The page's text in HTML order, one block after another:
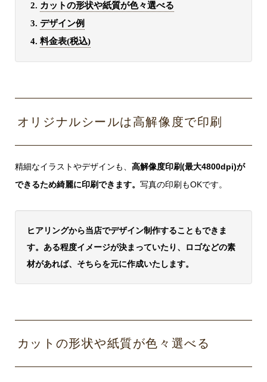
カットの形状や紙質が色々選べる
デザイン例
料金表(税込)
オリジナルシールは高解像度で印刷
精細なイラストやデザインも、 高解像度印刷(最大4800dpi)が
できるため綺麗に印刷できます。 写真の印刷もOKです。
ヒアリングから当店でデザイン制作することもできま
す。ある程度イメージが決まっていたり、ロゴなどの素
材があれば、そちらを元に作成いたします。
カットの形状や紙質が色々選べる